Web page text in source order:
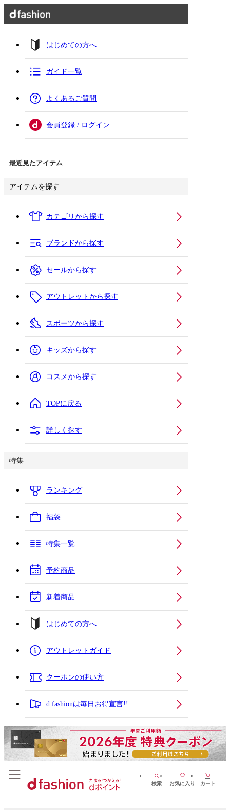
はじめての方へ
ガイド一覧
よくあるご質問
会員登録 / ログイン
最近見たアイテム
アイテムを探す
カテゴリから探す
ブランドから探す
セールから探す
アウトレットから探す
スポーツから探す
キッズから探す
コスメから探す
TOPに戻る
詳しく探す
特集
ランキング
福袋
特集一覧
予約商品
新着商品
はじめての方へ
アウトレットガイド
クーポンの使い方
d fashionは毎日お得宣言!!
検索 お気に入り カート